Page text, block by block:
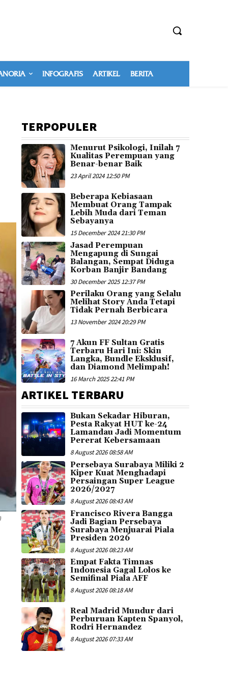
INFOGRAFIS ARTIKEL BERITA
TERPOPULER
Menurut Psikologi, Inilah 7
Kualitas Perempuan yang
Benar-benar Baik
23 April 2024 12:50 PM
Beberapa Kebiasaan
Membuat Orang Tampak
Lebih Muda dari Teman
Sebayanya
15 December 2024 21:30 PM
Jasad Perempuan
Mengapung di Sungai
Balangan, Sempat Diduga
Korban Banjir Bandang
30 December 2025 12:37 PM
Perilaku Orang yang Selalu
Melihat Story Anda Tetapi
Tidak Pernah Berbicara
13 November 2024 20:29 PM
7 Akun FF Sultan Gratis
Terbaru Hari Ini: Skin
Langka, Bundle Eksklusif,
dan Diamond Melimpah!
16 March 2025 22:41 PM
ARTIKEL TERBARU
Bukan Sekadar Hiburan,
Pesta Rakyat HUT ke-24
Lamandau Jadi Momentum
Pererat Kebersamaan
8 August 2026 08:58 AM
Persebaya Surabaya Miliki 2
Kiper Kuat Menghadapi
Persaingan Super League
2026/2027
8 August 2026 08:43 AM
Francisco Rivera Bangga
Jadi Bagian Persebaya
Surabaya Menjuarai Piala
Presiden 2026
8 August 2026 08:23 AM
Empat Fakta Timnas
Indonesia Gagal Lolos ke
Semifinal Piala AFF
8 August 2026 08:18 AM
Real Madrid Mundur dari
Perburuan Kapten Spanyol,
Rodri Hernandez
8 August 2026 07:33 AM